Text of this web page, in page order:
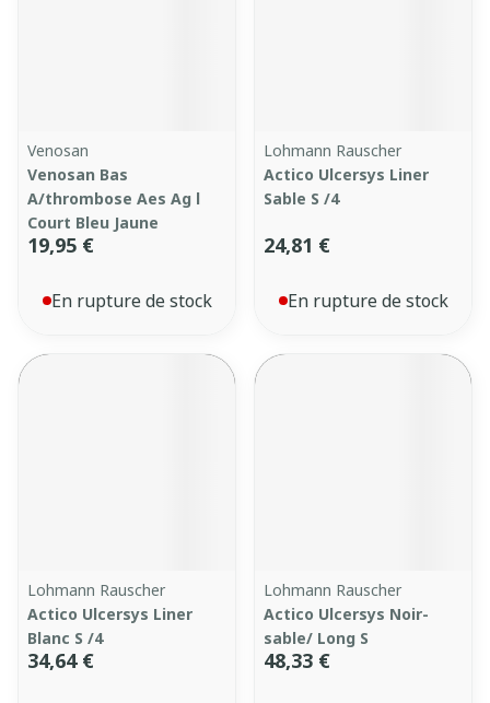
Venosan
Venosan Bas
A/thrombose Aes Ag l
Court Bleu Jaune
19,95 €
En rupture de stock
Lohmann Rauscher
Actico Ulcersys Liner
Sable S /4
24,81 €
En rupture de stock
Lohmann Rauscher
Actico Ulcersys Liner
Blanc S /4
34,64 €
Lohmann Rauscher
Actico Ulcersys Noir-
sable/ Long S
48,33 €